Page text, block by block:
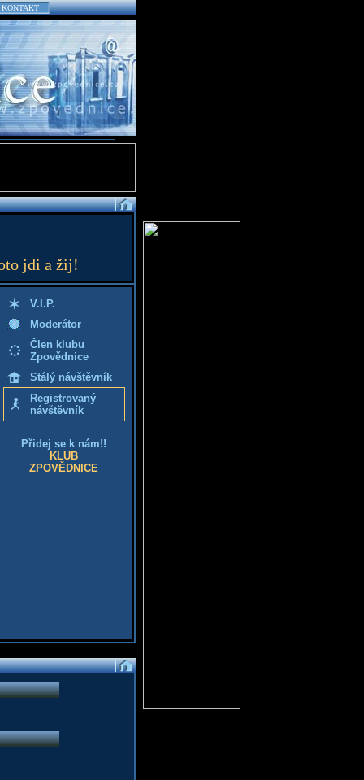
KONTAKT
jdi a žij!
V.I.P.
Moderátor
Člen klubu
Zpovědnice
Stálý návštěvník
Registrovaný
návštěvník
Přidej se k nám!!
KLUB
ZPOVĚDNICE